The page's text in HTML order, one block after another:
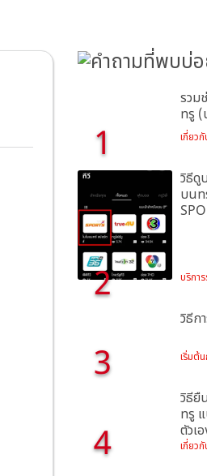
1
รวม
ทรู (
เกี่ยว
2
วิธีดู
บนท
บริกา
3
วิธีก
เริ่มต้
4
วิธียื
ทรู
ตัวเ
เกี่ยว